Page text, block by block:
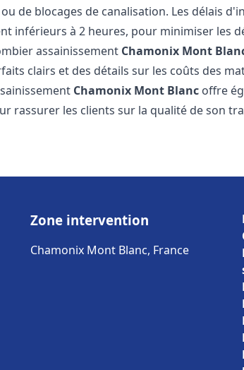
de blocages de canalisation. Les délais
inférieurs à 2 heures, pour minimiser les
assainissement Chamonix Mont
clairs et des détails sur les coûts des
Chamonix Mont Blanc offre
rassurer les clients sur la qualité de son
Zone intervention
Chamonix Mont Blanc, France